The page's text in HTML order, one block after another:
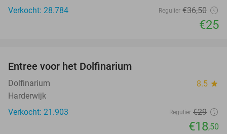
Verkocht: 28.784
Regulier €36,50
€25
Entree voor het Dolfinarium
Dolfinarium 8.5 star
Harderwijk
Verkocht: 21.903
Regulier €29
€18,50